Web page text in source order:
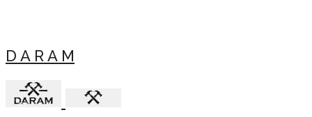
D A R A M